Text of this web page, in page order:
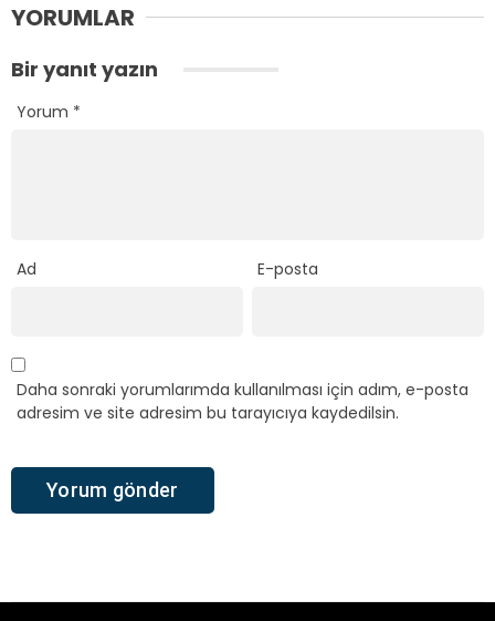
YORUMLAR
Bir yanıt yazın
Yorum *
Ad E-posta
Daha sonraki yorumlarımda kullanılması için adım, e-posta
adresim ve site adresim bu tarayıcıya kaydedilsin.